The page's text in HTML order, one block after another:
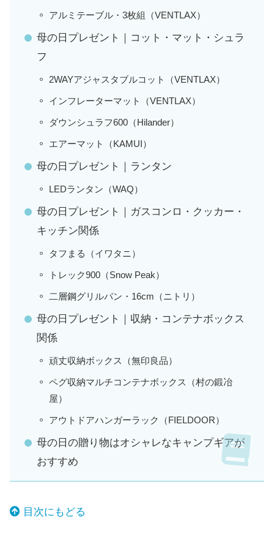
アルミテーブル・3枚組（VENTLAX）
母の日プレゼント｜コット・マット・シュラ
フ
2WAYアジャスタブルコット（VENTLAX）
インフレーターマット（VENTLAX）
ダウンシュラフ600（Hilander）
エアーマット（KAMUI）
母の日プレゼント｜ランタン
LEDランタン（WAQ）
母の日プレゼント｜ガスコンロ・クッカー・
キッチン関係
タフまる（イワタニ）
トレック900（Snow Peak）
二層鋼グリルパン・16cm（ニトリ）
母の日プレゼント｜収納・コンテナボックス
関係
頑丈収納ボックス（無印良品）
ペグ収納マルチコンテナボックス（村の鍛冶
屋）
アウトドアハンガーラック（FIELDOOR）
母の日の贈り物はオシャレなキャンプギアが
おすすめ
目次にもどる